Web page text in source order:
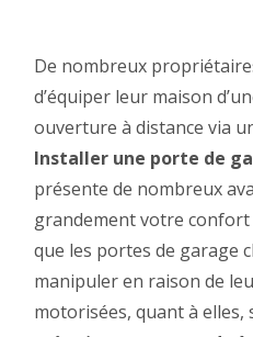
De nombreux
d’équiper leur maison
ouverture à distance via
Installer une porte de
présente de nombreux
grandement votre confort
que les portes de garage
manipuler en raison de
motorisées, quant à elles,